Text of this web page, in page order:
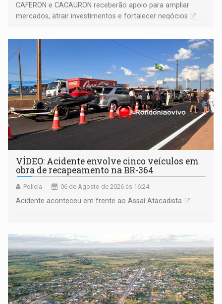
CAFERON e CACAURON receberão apoio para ampliar
mercados, atrair investimentos e fortalecer negócios
VÍDEO: Acidente envolve cinco veículos em
obra de recapeamento na BR-364
Polícia 06 de Agosto de 2026 às 16:24
Acidente aconteceu em frente ao Assaí Atacadista